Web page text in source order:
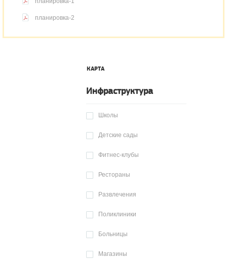
планировка-2
КАРТА
Инфраструктура
Школы
Детские сады
Фитнес-клубы
Рестораны
Развлечения
Поликлиники
Больницы
Магазины